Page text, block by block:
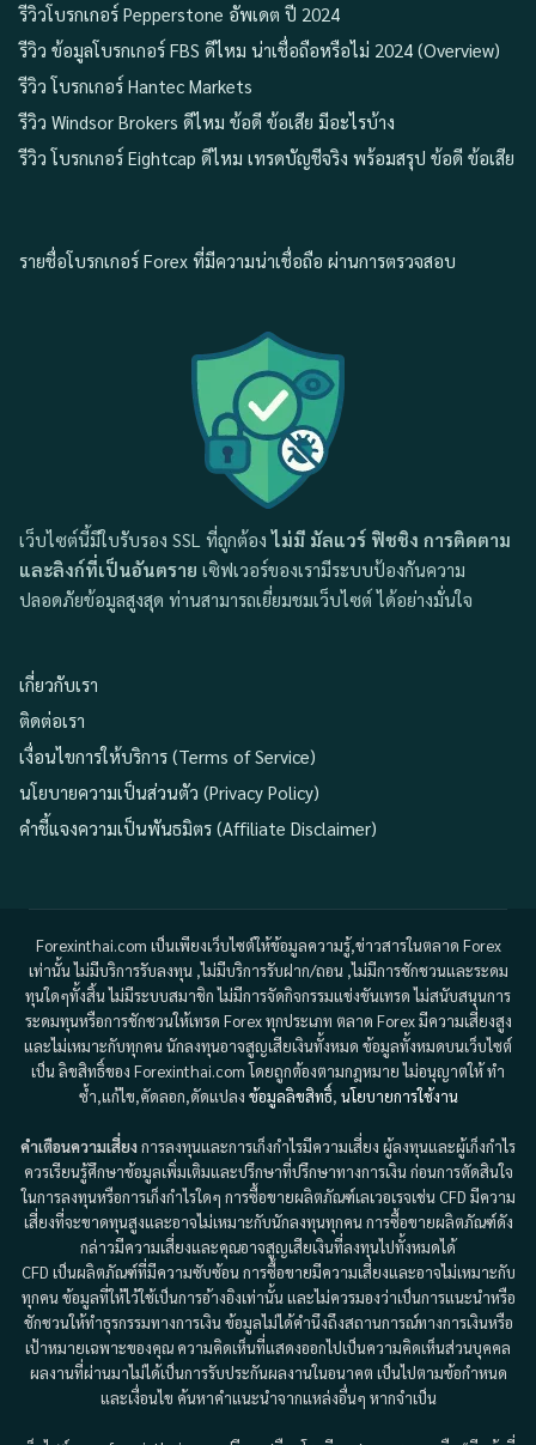
รีวิวโบรกเกอร์ Pepperstone อัพเดต ปี 2024
รีวิว ข้อมูลโบรกเกอร์ FBS ดีไหม น่าเชื่อถือหรือไม่ 2024 (Overview)
รีวิว โบรกเกอร์ Hantec Markets
รีวิว Windsor Brokers ดีไหม ข้อดี ข้อเสีย มีอะไรบ้าง
รีวิว โบรกเกอร์ Eightcap ดีไหม เทรดบัญชีจริง พร้อมสรุป ข้อดี ข้อเสีย
รายชื่อโบรกเกอร์ Forex ที่มีความน่าเชื่อถือ ผ่านการตรวจสอบ
เว็บไซต์นี้มีใบรับรอง SSL ที่ถูกต้องไม่มี มัลแวร์ ฟิชชิง การติดตาม
และลิงก์ที่เป็นอันตราย เซิฟเวอร์ของเรามีระบบป้องกันความ
ปลอดภัยข้อมูลสูงสุด ท่านสามารถเยี่ยมชมเว็บไซต์ ได้อย่างมั่นใจ
เกี่ยวกับเรา
ติดต่อเรา
เงื่อนไขการให้บริการ (Terms of Service)
นโยบายความเป็นส่วนตัว (Privacy Policy)
คำชี้แจงความเป็นพันธมิตร (Affiliate Disclaimer)
Forexinthai.com เป็นเพียงเว็บไซต์ให้ข้อมูลความรู้,ข่าวสารในตลาด Forex
เท่านั้น ไม่มีบริการรับลงทุน ,ไม่มีบริการรับฝาก/ถอน ,ไม่มีการชักชวนและระดม
ทุนใดๆทั้งสิ้น ไม่มีระบบสมาชิก ไม่มีการจัดกิจกรรมแข่งขันเทรด ไม่สนับสนุนการ
ระดมทุนหรือการชักชวนให้เทรด Forex ทุกประเภท ตลาด Forex มีความเสี่ยงสูง
และไม่เหมาะกับทุกคน นักลงทุนอาจสูญเสียเงินทั้งหมด ข้อมูลทั้งหมดบนเว็บไซต์
เป็น ลิขสิทธิ์ของ Forexinthai.com โดยถูกต้องตามกฎหมาย ไม่อนุญาตให้ ทำ
ซ้ำ,แก้ไข,คัดลอก,ดัดแปลง ข้อมูลลิขสิทธิ์, นโยบายการใช้งาน
คำเตือนความเสี่ยงการลงทุนและการเก็งกำไรมีความเสี่ยง ผู้ลงทุนและผู้เก็งกำไร
ควรเรียนรู้ศึกษาข้อมูลเพิ่มเติมและปรึกษาที่ปรึกษาทางการเงิน ก่อนการตัดสินใจ
ในการลงทุนหรือการเก็งกำไรใดๆ การซื้อขายผลิตภัณฑ์เลเวอเรจเช่น CFD มีความ
เสี่ยงที่จะขาดทุนสูงและอาจไม่เหมาะกับนักลงทุนทุกคน การซื้อขายผลิตภัณฑ์ดัง
กล่าวมีความเสี่ยงและคุณอาจสูญเสียเงินที่ลงทุนไปทั้งหมดได้
CFD เป็นผลิตภัณฑ์ที่มีความซับซ้อน การซื้อขายมีความเสี่ยงและอาจไม่เหมาะกับ
ทุกคน ข้อมูลที่ให้ไว้ใช้เป็นการอ้างอิงเท่านั้น และไม่ควรมองว่าเป็นการแนะนำหรือ
ชักชวนให้ทำธุรกรรมทางการเงิน ข้อมูลไม่ได้คำนึงถึงสถานการณ์ทางการเงินหรือ
เป้าหมายเฉพาะของคุณ ความคิดเห็นที่แสดงออกไปเป็นความคิดเห็นส่วนบุคคล
ผลงานที่ผ่านมาไม่ได้เป็นการรับประกันผลงานในอนาคต เป็นไปตามข้อกำหนด
และเงื่อนไข ค้นหาคำแนะนำจากแหล่งอื่นๆ หากจำเป็น